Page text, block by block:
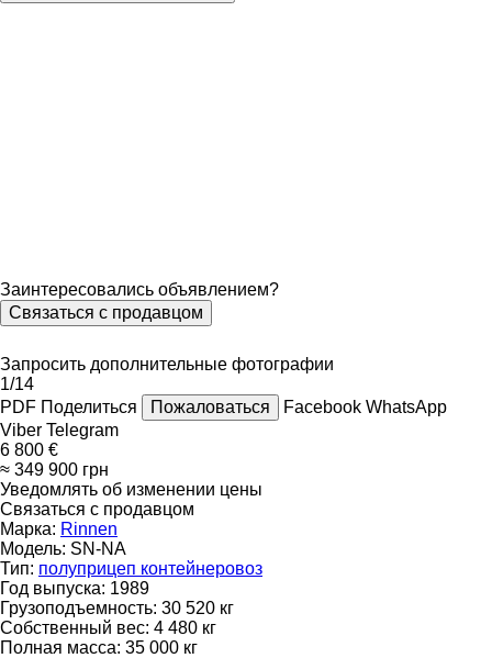
Заинтересовались объявлением?
Связаться с продавцом
Запросить дополнительные фотографии
1/14
PDF Поделиться Пожаловаться Facebook WhatsApp
Viber Telegram
6 800 €
≈ 349 900 грн
Уведомлять об изменении цены
Связаться с продавцом
Марка: Rinnen
Модель: SN-NA
Тип: полуприцеп контейнеровоз
Год выпуска: 1989
Грузоподъемность: 30 520 кг
Собственный вес: 4 480 кг
Полная масса: 35 000 кг